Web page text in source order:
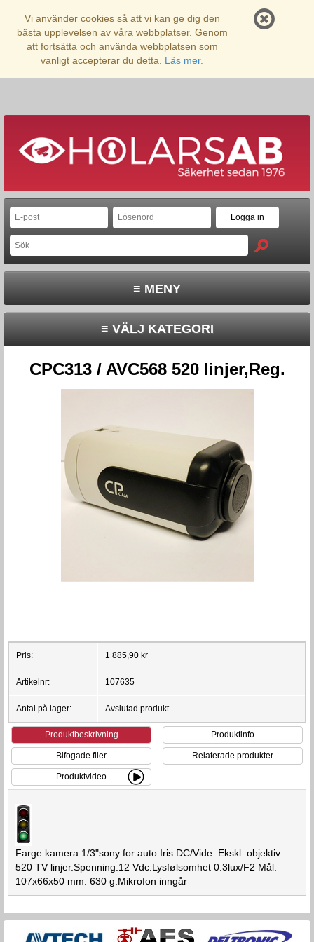
Vi använder cookies så att vi kan ge dig den
bästa upplevelsen av våra webbplatser. Genom
att fortsätta och använda webbplatsen som
vanligt accepterar du detta. Läs mer.
≡ MENY
≡ VÄLJ KATEGORI
CPC313 / AVC568 520 linjer,Reg.
Pris: 1 885,90 kr
Artikelnr: 107635
Antal på lager: Avslutad produkt.
Produktbeskrivning Produktinfo
Bifogade filer Relaterade produkter
Produktvideo
Farge kamera 1/3"sony for auto Iris DC/Vide. Ekskl. objektiv.
520 TV linjer.Spenning:12 Vdc.Lysfølsomhet 0.3lux/F2 Mål:
107x66x50 mm. 630 g.Mikrofon inngår